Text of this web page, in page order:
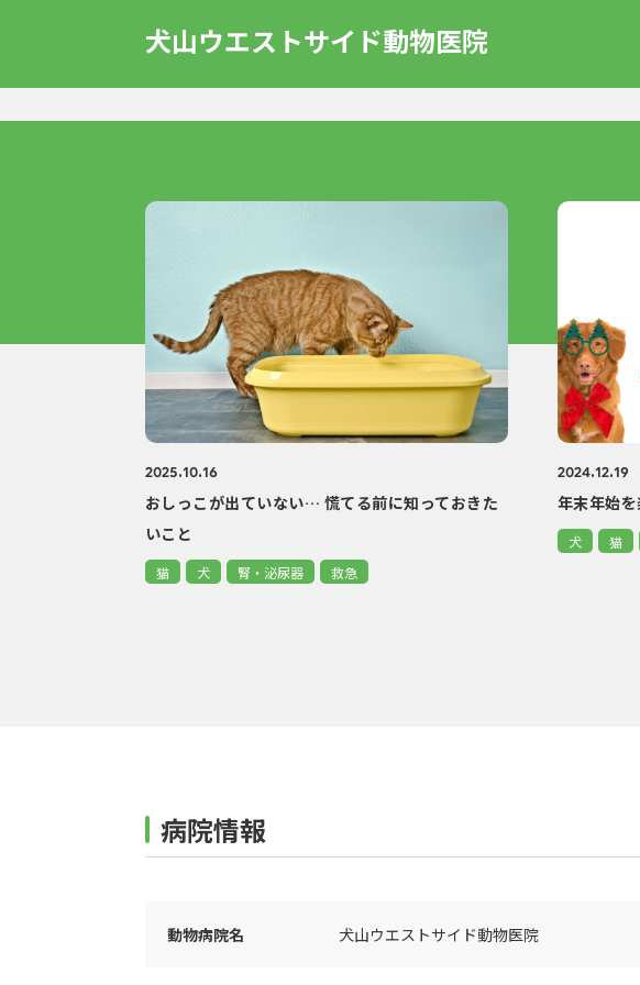
犬山ウエストサイド動物医院
2025.10.16
おしっこが出ていない… 慌てる前に知っておきた
いこと
猫 犬 腎・泌尿器 救急
2024.12.19
年末年始
犬 猫
病院情報
動物病院名 犬山ウエストサイド動物医院